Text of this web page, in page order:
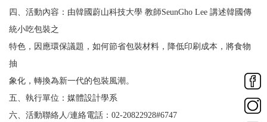
四、活動內容：由韓國蔚山科技大學 教師SeunGho Lee 講述韓國傳
統小吃包裝之
特色，因應環保議題，如何節省包裝材料，降低印刷成本，將食物
抽
象化，轉換為新一代的包裝風潮。
五、執行單位：媒體設計學系
六、活動聯絡人 /連絡電話： 02-20822928#6747